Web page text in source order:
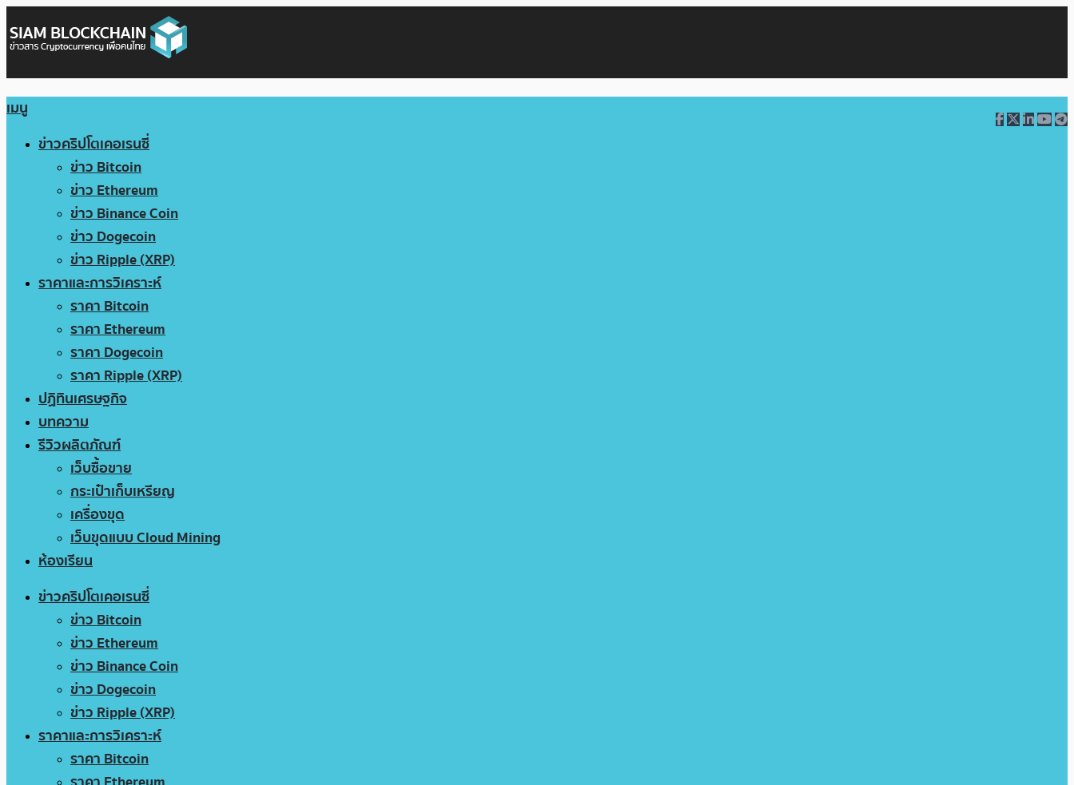
เมนู
ข่าวคริปโตเคอเรนซี่
ข่าว Bitcoin
ข่าว Ethereum
ข่าว Binance Coin
ข่าว Dogecoin
ข่าว Ripple (XRP)
ราคาและการวิเคราะห์
ราคา Bitcoin
ราคา Ethereum
ราคา Dogecoin
ราคา Ripple (XRP)
ปฏิทินเศรษฐกิจ
บทความ
รีวิวผลิตภัณฑ์
เว็บซื้อขาย
กระเป๋าเก็บเหรียญ
เครื่องขุด
เว็บขุดแบบ Cloud Mining
ห้องเรียน
ข่าวคริปโตเคอเรนซี่
ข่าว Bitcoin
ข่าว Ethereum
ข่าว Binance Coin
ข่าว Dogecoin
ข่าว Ripple (XRP)
ราคาและการวิเคราะห์
ราคา Bitcoin